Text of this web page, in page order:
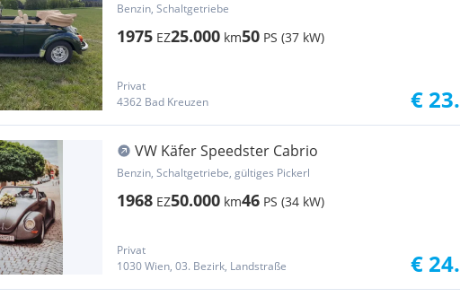
Benzin, Schaltgetriebe
1975 EZ25.000 km50 PS (37 kW)
Privat
4362 Bad Kreuzen
€
VW Käfer Speedster Cabrio
Benzin, Schaltgetriebe, gültiges Pickerl
1968 EZ50.000 km46 PS (34 kW)
Privat
1030 Wien, 03. Bezirk, Landstraße
€